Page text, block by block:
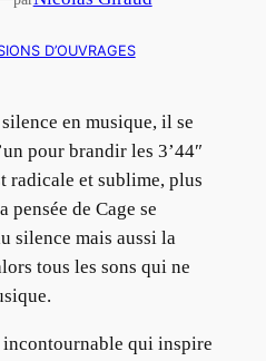
D’OUVRAGES
en musique, il se
pour brandir les 3’44″
radicale et sublime, plus
pensée de Cage se
silence mais aussi la
tous les sons qui ne
incontournable qui inspire